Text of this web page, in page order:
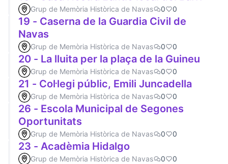
Grup de Memòria Històrica de Navas 0 0
19 - Caserna de la Guardia Civil de
Navas
Grup de Memòria Històrica de Navas 0 0
20 - La lluita per la plaça de la Guineu
Grup de Memòria Històrica de Navas 0 0
21 - Col·legi públic, Emili Juncadella
Grup de Memòria Històrica de Navas 0 0
26 - Escola Municipal de Segones
Oportunitats
Grup de Memòria Històrica de Navas 0 0
23 - Acadèmia Hidalgo
Grup de Memòria Històrica de Navas 0 0